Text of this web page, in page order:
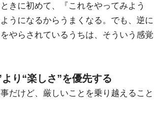
きに初めて、『これをやってみよう
うになるからうまくなる。でも、逆に
やらされているうちは、そういう感覚
り“楽しさ”を優先する
けど、厳しいことを乗り越えること